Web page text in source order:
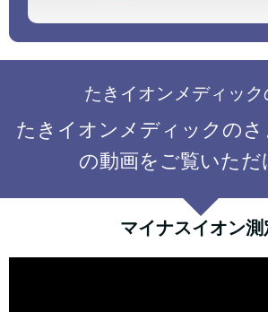
たきイオンメディック
たきイオンメディックの
の動画をご覧いただ
マイナスイオン測